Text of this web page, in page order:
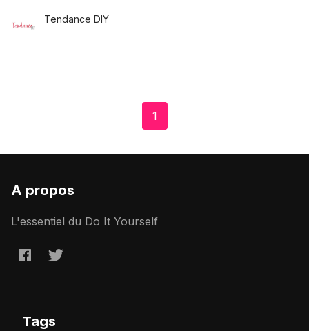
Tendance DIY
1
A propos
L'essentiel du Do It Yourself
Tags